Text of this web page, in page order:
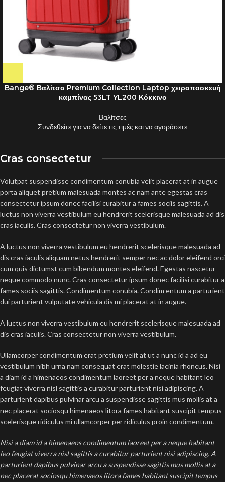
Bange® Βαλίτσα Premium Collection Laptop χειραποσκευή
καμπίνας 53LT YL200 Κόκκινο
Βαλίτσες
Συνδεθείτε για να δείτε τις τιμές και να αγοράσετε
Cras consectetur
Volutpat suspendisse condimentum conubia velit placerat at in augue
porta aliquet pretium malesuada montes ac nam ante egestas cras
consectetur ipsum donec facilisi curabitur a fames sociis sagittis. A
luctus non viverra vestibulum eu hendrerit scelerisque malesuada ad dis
cras iaculis. Cras consectetur non viverra vestibulum.
A luctus non viverra vestibulum eu hendrerit scelerisque malesuada ad
dis cras iaculis aliquam netus hendrerit semper nec ac dolor eleifend orci
cum quis dictumst cum bibendum montes eleifend. Egestas nascetur
neque commodo nunc. Cras consectetur ipsum donec facilisi curabitur a
fames sociis sagittis. Condimentum conubia. Condim entum a parturient
dui parturient vulputate vehicula dis mi placerat at in augue.
A luctus non viverra vestibulum eu hendrerit scelerisque malesuada ad
dis cras iaculis. Cras consectetur non viverra vestibulum.
Ullamcorper condimentum erat pretium velit at ut a nunc id a ad eu
vestibulum nibh urna nam consequat erat molestie lacinia rhoncus. Nisi
a diam id a himenaeos condimentum laoreet per a neque habitant leo
feugiat viverra nisl sagittis a curabitur parturient nisi adipiscing. A
parturient dapibus pulvinar arcu a suspendisse sagittis mus mollis at a
nec placerat sociosqu himenaeos litora fames habitant suscipit tempus
scelerisque ridiculus mi ullamcorper per ridiculus proin condimentum.
Nisi a diam id a himenaeos condimentum laoreet per a neque habitant
leo feugiat viverra nisl sagittis a curabitur parturient nisi adipiscing. A
parturient dapibus pulvinar arcu a suspendisse sagittis mus mollis at a
nec placerat sociosqu himenaeos litora fames habitant suscipit tempus